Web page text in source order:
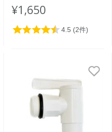
¥1,650